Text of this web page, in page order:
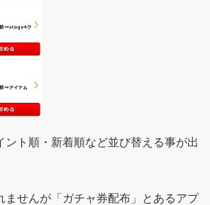
ント順・新着順など並び替える事が出
ませんが「ガチャ券配布」とあるアプ